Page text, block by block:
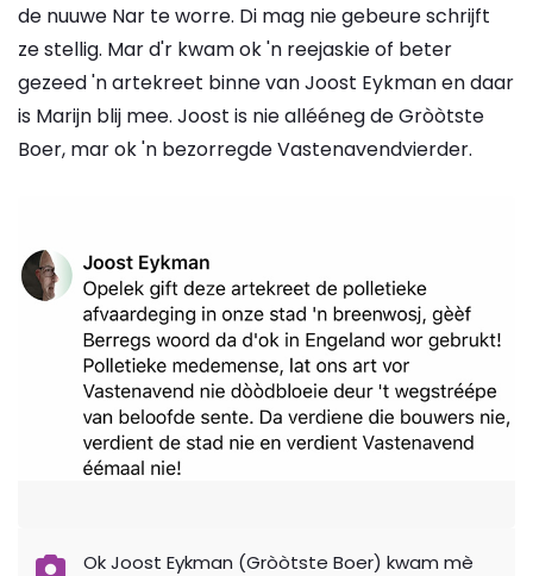
de nuuwe Nar te worre. Di mag nie gebeure schrijft
ze stellig. Mar d'r kwam ok 'n reejaskie of beter
gezeed 'n artekreet binne van Joost Eykman en daar
is Marijn blij mee. Joost is nie allééneg de Gròòtste
Boer, mar ok 'n bezorregde Vastenavendvierder.
Ok Joost Eykman (Gròòtste Boer) kwam mè